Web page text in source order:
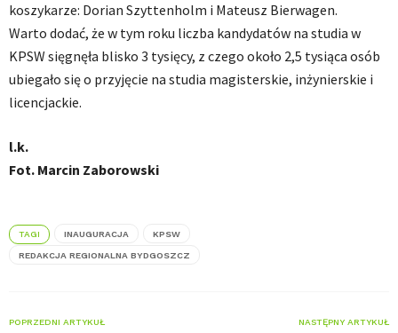
koszykarze: Dorian Szyttenholm i Mateusz Bierwagen.
Warto dodać, że w tym roku liczba kandydatów na studia w
KPSW sięgnęła blisko 3 tysięcy, z czego około 2,5 tysiąca osób
ubiegało się o przyjęcie na studia magisterskie, inżynierskie i
licencjackie.
l.k.
Fot. Marcin Zaborowski
TAGI INAUGURACJA KPSW
REDAKCJA REGIONALNA BYDGOSZCZ
POPRZEDNI ARTYKUŁ NASTĘPNY ARTYKUŁ